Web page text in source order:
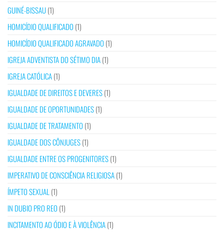
GUINÉ-BISSAU(1)
HOMICÍDIO QUALIFICADO (1)
HOMICÍDIO QUALIFICADO AGRAVADO (1)
IGREJA ADVENTISTA DO SÉTIMO DIA(1)
IGREJA CATÓLICA(1)
IGUALDADE DE DIREITOS E DEVERES(1)
IGUALDADE DE OPORTUNIDADES(1)
IGUALDADE DE TRATAMENTO (1)
IGUALDADE DOS CÔNJUGES(1)
IGUALDADE ENTRE OS PROGENITORES(1)
IMPERATIVO DE CONSCIÊNCIA RELIGIOSA(1)
ÍMPETO SEXUAL (1)
IN DUBIO PRO REO (1)
INCITAMENTO AO ÓDIO E À VIOLÊNCIA(1)